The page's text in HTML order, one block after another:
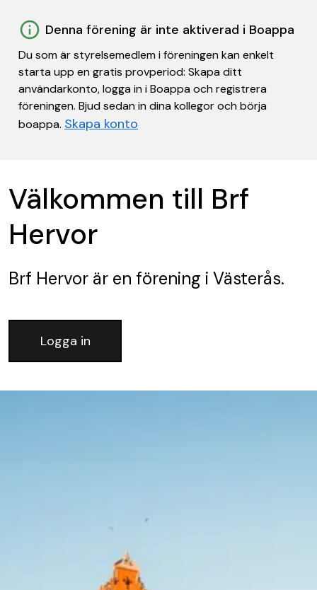
Denna förening är inte aktiverad i Boappa
Du som är styrelsemedlem i föreningen kan enkelt
starta upp en gratis provperiod: Skapa ditt
användarkonto, logga in i Boappa och registrera
föreningen. Bjud sedan in dina kollegor och börja
boappa. Skapa konto
Välkommen till Brf
Hervor
Brf Hervor är en förening i Västerås.
Logga in